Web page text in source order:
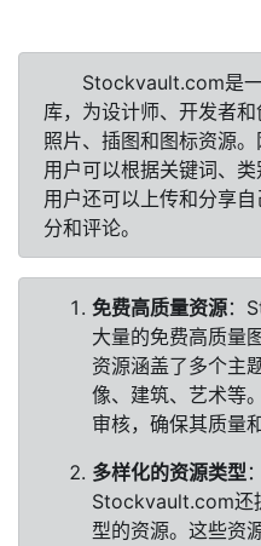
Stockvault.com是
库，为设计师、开发者
照片、插图和图标资源。
用户可以根据关键词、类
用户还可以上传和分享
分和评论。
免费高质量资源：
大量的免费高质量
资源涵盖了多个主
像、建筑、艺术等
审核，确保其质量
多样化的资源类型
Stockvault.com还
型的资源。这些资